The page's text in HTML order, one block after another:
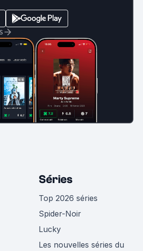
Séries
Top 2026 séries
Spider-Noir
Lucky
Les nouvelles séries du